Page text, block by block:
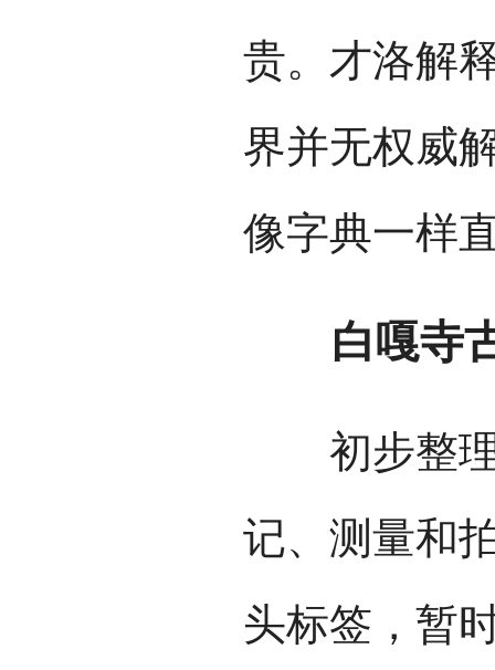
贵。才洛解
界并无权威
像字典一样
白嘎寺古
初步整理
记、测量和
头标签，暂